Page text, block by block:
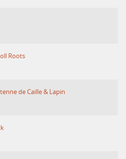
Roots
de Caille & Lapin